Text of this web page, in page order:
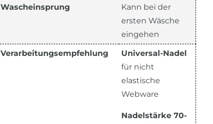
Wascheinsprung
Kann bei der
ersten Wäsche
eingehen
Verarbeitungsempfehlung
Universal-Nadel
für nicht
elastische
Webware
Nadelstärke 70-